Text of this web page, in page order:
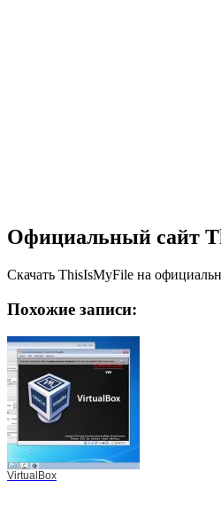
Официальный сайт
Скачать ThisIsMyFile на
Похожие записи:
VirtualBox